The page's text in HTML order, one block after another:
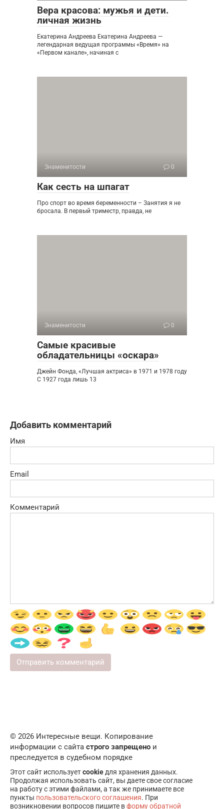
Вера красова: мужья и дети.
личная жизнь
Екатерина Андреева Екатерина Андреева —
легендарная ведущая программы «Время» на
«Первом канале», начиная с
Знаменитости 0
Как сесть на шпагат
Про спорт во время беременности – Занятия я не
бросала. В первый триместр, правда, не
Знаменитости 0
Самые красивые
обладательницы «оскара»
Джейн Фонда, «Лучшая актриса» в 1971 и 1978 году
С 1927 года лишь 13
Добавить комментарий
Имя
Email
Комментарий
© 2026 Интересные вещи. Копирование
информации с сайта строго запрещено и
преследуется в судебном порядке
Этот сайт используетcookie для хранения данных.
Продолжая использовать сайт, вы даете свое согласие
на работу с этими файлами, а так же принимаете все
пункты пользовательского соглашения. При
возникновении вопросов пишите вформу обратной